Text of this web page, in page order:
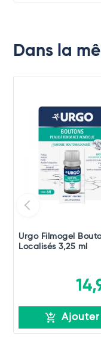
Dans la
Urgo Filmogel
Localisés 3,25 ml
Ajouter